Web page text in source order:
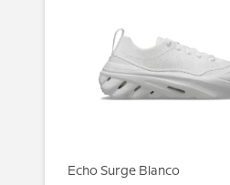
Echo Surge Blanco